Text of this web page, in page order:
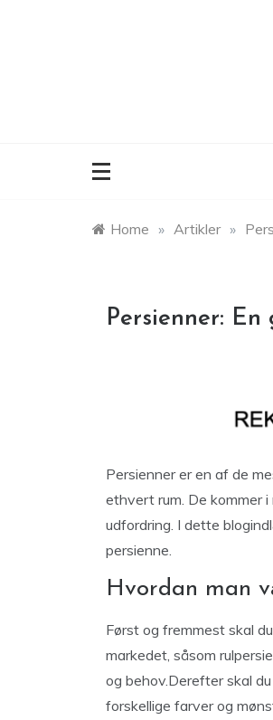
Home » Artikler »
Persienner:
Persienner er en af de
ethvert rum. De kommer
udfordring. I dette
persienne.
Hvordan man
Først og fremmest skal
markedet, såsom
og behov.Derefter skal
forskellige farver og